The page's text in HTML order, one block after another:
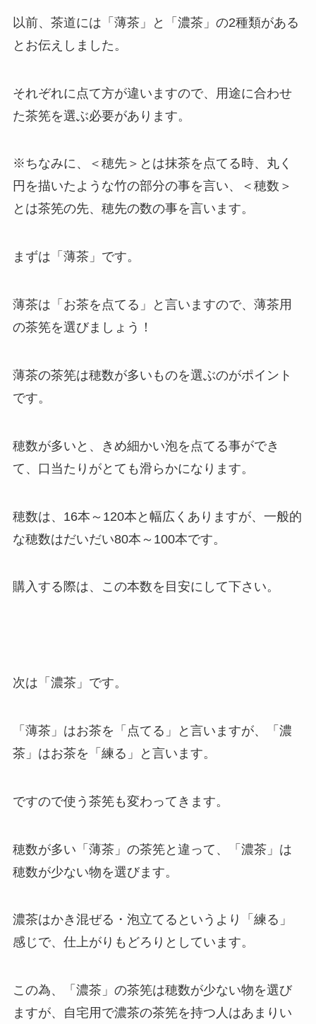
以前、茶道には「薄茶」と「濃茶」の2種類がある
とお伝えしました。
それぞれに点て方が違いますので、用途に合わせ
た茶筅を選ぶ必要があります。
※ちなみに、＜穂先＞とは抹茶を点てる時、丸く
円を描いたような竹の部分の事を言い、＜穂数＞
とは茶筅の先、穂先の数の事を言います。
まずは「薄茶」です。
薄茶は「お茶を点てる」と言いますので、薄茶用
の茶筅を選びましょう！
薄茶の茶筅は穂数が多いものを選ぶのがポイント
です。
穂数が多いと、きめ細かい泡を点てる事ができ
て、口当たりがとても滑らかになります。
穂数は、16本～120本と幅広くありますが、一般的
な穂数はだいだい80本～100本です。
購入する際は、この本数を目安にして下さい。
次は「濃茶」です。
「薄茶」はお茶を「点てる」と言いますが、「濃
茶」はお茶を「練る」と言います。
ですので使う茶筅も変わってきます。
穂数が多い「薄茶」の茶筅と違って、「濃茶」は
穂数が少ない物を選びます。
濃茶はかき混ぜる・泡立てるというより「練る」
感じで、仕上がりもどろりとしています。
この為、「濃茶」の茶筅は穂数が少ない物を選び
ますが、自宅用で濃茶の茶筅を持つ人はあまりい